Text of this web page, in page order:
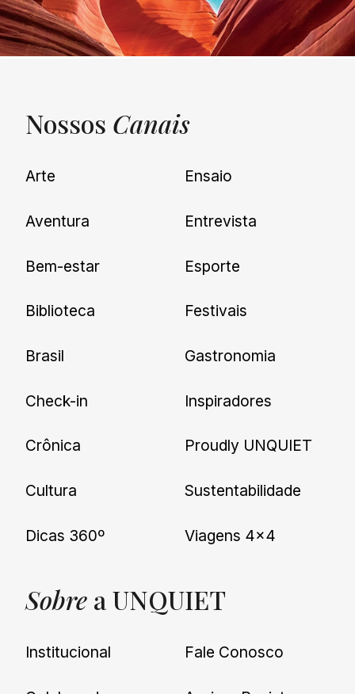
UNQUIET
Newsletter
nossas novidades.
Nossos Canais
Arte
Aventura
Bem-estar
Biblioteca
Brasil
Check-in
Crônica
Cultura
Dicas 360º
Ensaio
Entrevista
Esporte
Festivais
Gastronomia
Inspiradores
Proudly UNQUIET
Sustentabilidade
Viagens 4×4
Sobre a UNQUIET
Institucional Fale Conosco